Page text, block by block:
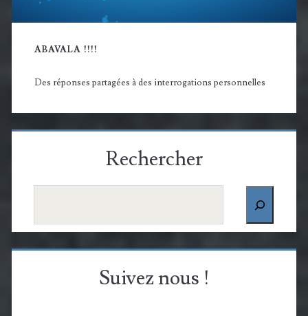
ABAVALA !!!!
Des réponses partagées à des interrogations personnelles
Rechercher
Suivez nous !